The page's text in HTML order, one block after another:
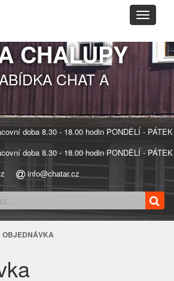
Toggle
CHALUPY
CHAT A
doba 8.30 - 18.00 hodin PONDĚLÍ - PÁTEK
doba 8.30 - 18.00 hodin PONDĚLÍ - PÁTEK
info@chatar.cz
OBJEDNÁVKA